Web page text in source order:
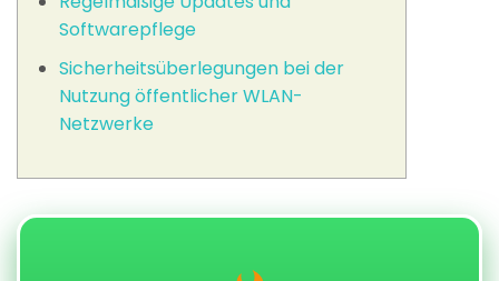
Softwarepflege
Sicherheitsüberlegungen bei der
Nutzung öffentlicher WLAN-
Netzwerke